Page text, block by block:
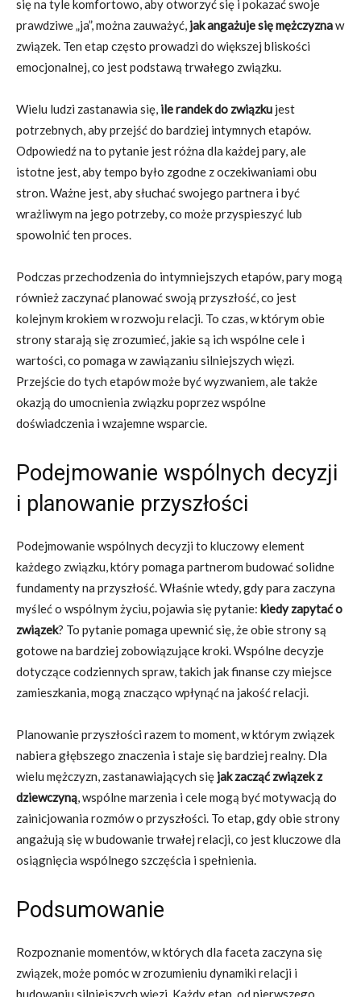
się na tyle komfortowo, aby otworzyć się i pokazać swoje
prawdziwe „ja”, można zauważyć, jak angażuje się mężczyznaw
związek. Ten etap często prowadzi do większej bliskości
emocjonalnej, co jest podstawą trwałego związku.
Wielu ludzi zastanawia się, ile randek do związku jest
potrzebnych, aby przejść do bardziej intymnych etapów.
Odpowiedź na to pytanie jest różna dla każdej pary, ale
istotne jest, aby tempo było zgodne z oczekiwaniami obu
stron. Ważne jest, aby słuchać swojego partnera i być
wrażliwym na jego potrzeby, co może przyspieszyć lub
spowolnić ten proces.
Podczas przechodzenia do intymniejszych etapów, pary mogą
również zaczynać planować swoją przyszłość, co jest
kolejnym krokiem w rozwoju relacji. To czas, w którym obie
strony starają się zrozumieć, jakie są ich wspólne cele i
wartości, co pomaga w zawiązaniu silniejszych więzi.
Przejście do tych etapów może być wyzwaniem, ale także
okazją do umocnienia związku poprzez wspólne
doświadczenia i wzajemne wsparcie.
Podejmowanie wspólnych decyzji
i planowanie przyszłości
Podejmowanie wspólnych decyzji to kluczowy element
każdego związku, który pomaga partnerom budować solidne
fundamenty na przyszłość. Właśnie wtedy, gdy para zaczyna
myśleć o wspólnym życiu, pojawia się pytanie: kiedy zapytać o
związek? To pytanie pomaga upewnić się, że obie strony są
gotowe na bardziej zobowiązujące kroki. Wspólne decyzje
dotyczące codziennych spraw, takich jak finanse czy miejsce
zamieszkania, mogą znacząco wpłynąć na jakość relacji.
Planowanie przyszłości razem to moment, w którym związek
nabiera głębszego znaczenia i staje się bardziej realny. Dla
wielu mężczyzn, zastanawiających się jak zacząć związek z
dziewczyną, wspólne marzenia i cele mogą być motywacją do
zainicjowania rozmów o przyszłości. To etap, gdy obie strony
angażują się w budowanie trwałej relacji, co jest kluczowe dla
osiągnięcia wspólnego szczęścia i spełnienia.
Podsumowanie
Rozpoznanie momentów, w których dla faceta zaczyna się
związek, może pomóc w zrozumieniu dynamiki relacji i
budowaniu silniejszych więzi. Każdy etap, od pierwszego